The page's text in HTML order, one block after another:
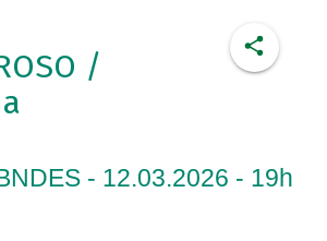
/
- 12.03.2026 - 19h